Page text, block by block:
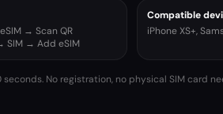
→ Scan QR
SIM → Add eSIM
Compatible
iPhone XS+,
No registration, no physical SIM card